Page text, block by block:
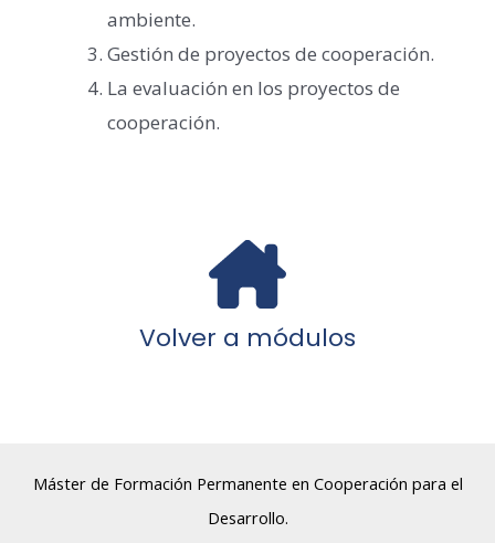
ambiente.
Gestión de proyectos de cooperación.
La evaluación en los proyectos de
cooperación.
Volver a módulos
Máster de Formación Permanente en Cooperación para el
Desarrollo.